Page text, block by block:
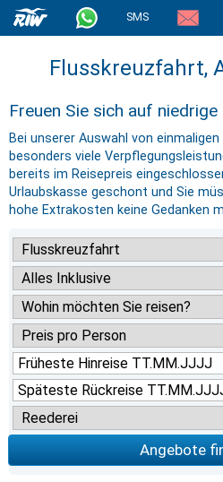
SMS
Flusskreuzfahrt,
Freuen Sie sich auf
Bei unserer Auswahl von
besonders viele
bereits im Reisepreis
Urlaubskasse geschont und Sie
hohe Extrakosten keine Gedanken
Angebote